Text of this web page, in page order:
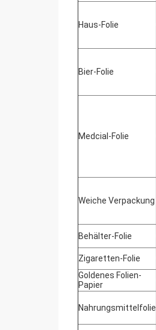
Haus-Folie
Bier-Folie
Medcial-Folie
Weiche Verpackung
Behälter-Folie
Zigaretten-Folie
Goldenes Folien-
Papier
Nahrungsmittelfolie